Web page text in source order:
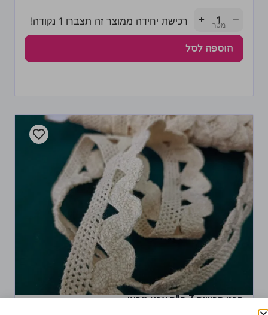
−
+ רכישת יחידה ממוצר זה תצברו 1 נקודה!
הוספה לסל
סרט קרושה 3 ס"מ צבע טבעי